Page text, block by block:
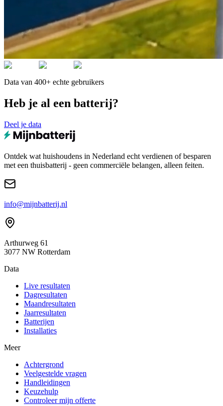
Data van 400+ echte gebruikers
Heb je al een batterij?
Deel je data
Ontdek wat huishoudens in Nederland echt verdienen of besparen
met een thuisbatterij - geen commerciële belangen, alleen feiten.
info@mijnbatterij.nl
Arthurweg 61
3077 NW Rotterdam
Data
Live resultaten
Dagresultaten
Maandresultaten
Jaarresultaten
Batterijen
Installaties
Meer
Achtergrond
Veelgestelde vragen
Handleidingen
Keuzehulp
Controleer mijn offerte